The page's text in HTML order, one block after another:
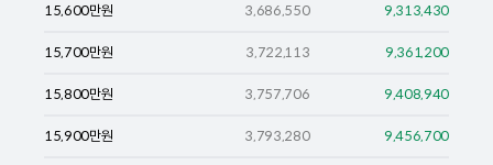
15,600만원 3,686,550 9,313,430
15,700만원 3,722,113 9,361,200
15,800만원 3,757,706 9,408,940
15,900만원 3,793,280 9,456,700